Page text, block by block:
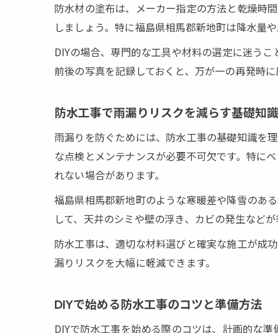
防水材の塗布は、メーカー指定の方法と乾燥時
しましょう。特に福島県相馬郡新地町は降水量
DIYの場合、専門的な工具や材料の選定に迷う
前後の写真を記録しておくと、万が一の再発時
防水工事で雨漏りリスクを減らす基礎知識
雨漏りを防ぐためには、防水工事の基礎知識を
な点検とメンテナンスが必要不可欠です。特に
れない場合があります。
福島県相馬郡新地町のような寒暖差や降雪のあ
して、天井のシミや壁の浮き、カビの発生など
防水工事は、適切な材料選びと確実な施工が成
漏りリスクを大幅に軽減できます。
DIYで始める防水工事のコツと準備方法
DIYで防水工事を始める際のコツは、計画的な